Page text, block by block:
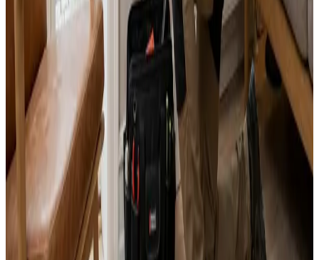
Alle mærker og systemer
Indhent tilbudRing 70 60 30 04